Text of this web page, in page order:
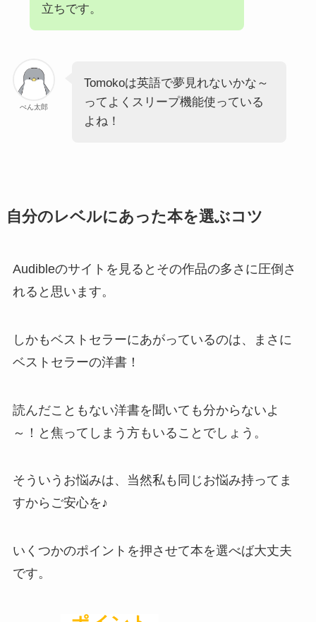
立ちです。
ぺん太郎
Tomokoは英語で夢見れないかな～
ってよくスリープ機能使っている
よね！
自分のレベルにあった本を選ぶコツ
Audibleのサイトを見るとその作品の多さに圧倒さ
れると思います。
しかもベストセラーにあがっているのは、まさに
ベストセラーの洋書！
読んだこともない洋書を聞いても分からないよ
～！と焦ってしまう方もいることでしょう。
そういうお悩みは、当然私も同じお悩み持ってま
すからご安心を♪
いくつかのポイントを押させて本を選べば大丈夫
です。